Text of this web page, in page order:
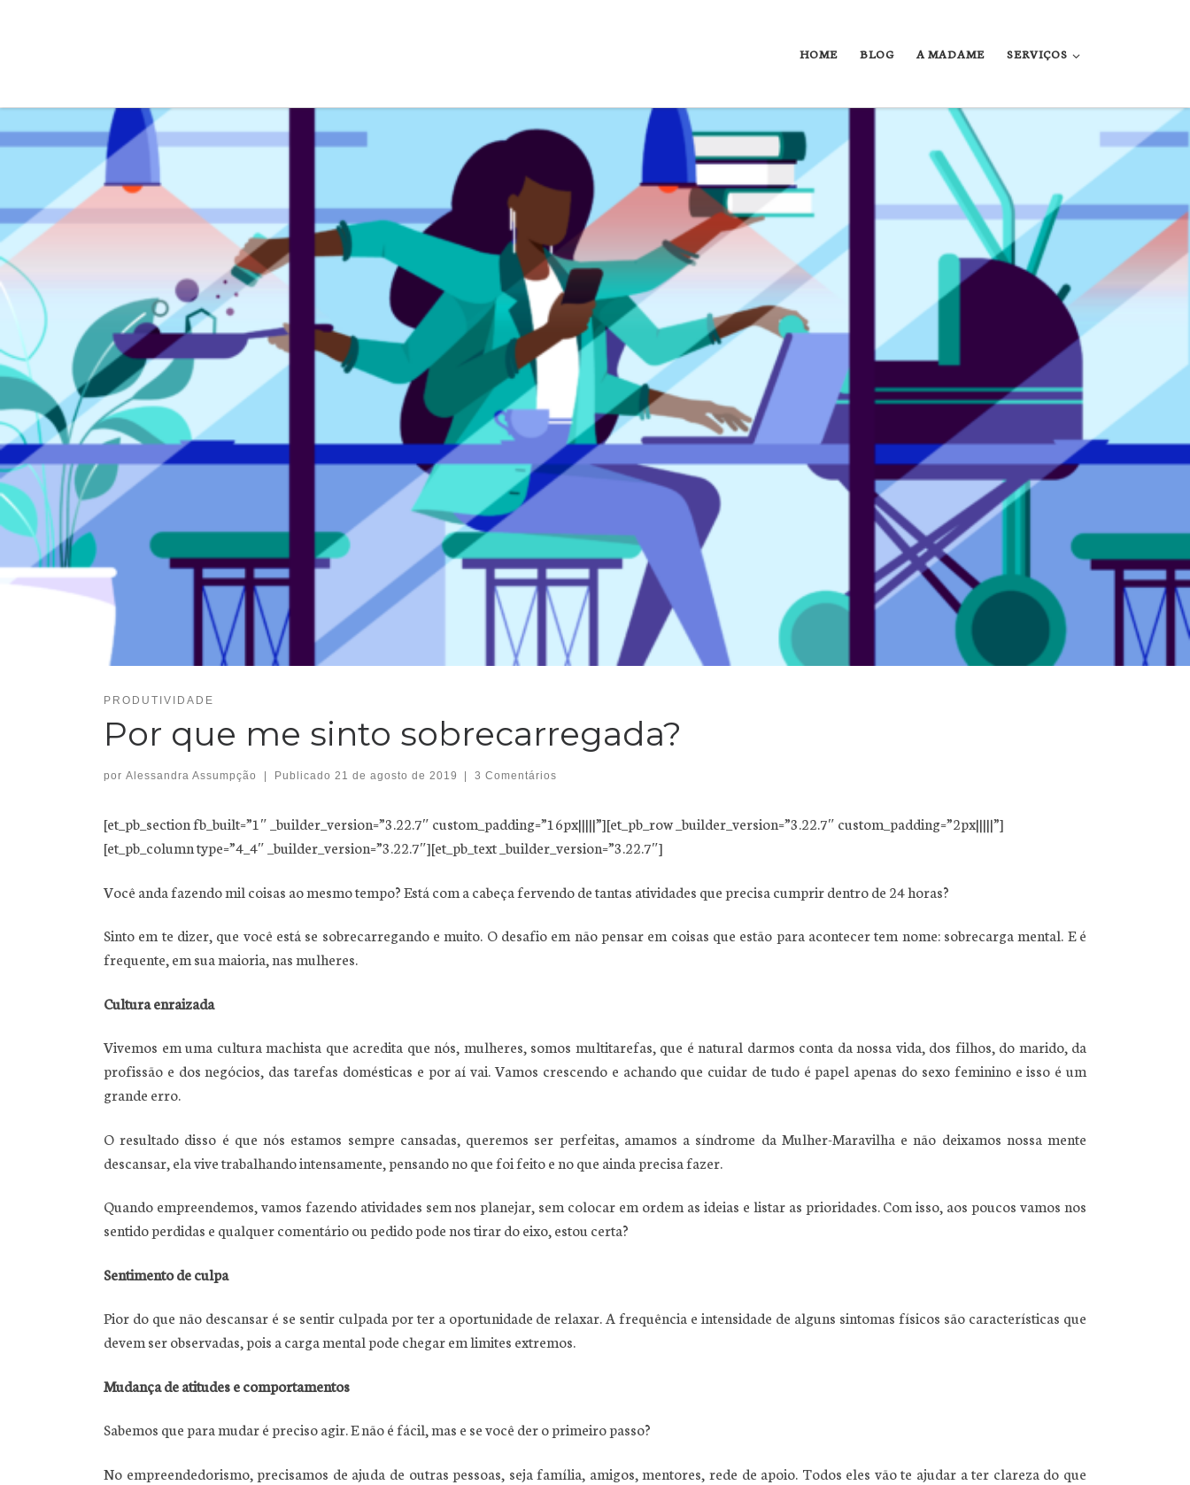
HOME BLOG A MADAME SERVIÇOS
PRODUTIVIDADE
Por que me sinto sobrecarregada?
por Alessandra Assumpção Publicado 21 de agosto de 2019 3 Comentários
[et_pb_section fb_built=”1″ _builder_version=”3.22.7″ custom_padding=”16px|||||”][et_pb_row _builder_version=”3.22.7″ custom_padding=”2px|||||”]
[et_pb_column type=”4_4″ _builder_version=”3.22.7″][et_pb_text _builder_version=”3.22.7″]
Você anda fazendo mil coisas ao mesmo tempo? Está com a cabeça fervendo de tantas atividades que precisa cumprir dentro de 24 horas?
Sinto em te dizer, que você está se sobrecarregando e muito. O desafio em não pensar em coisas que estão para acontecer tem nome: sobrecarga mental. E é
frequente, em sua maioria, nas mulheres.
Cultura enraizada
Vivemos em uma cultura machista que acredita que nós, mulheres, somos multitarefas, que é natural darmos conta da nossa vida, dos filhos, do marido, da
profissão e dos negócios, das tarefas domésticas e por aí vai. Vamos crescendo e achando que cuidar de tudo é papel apenas do sexo feminino e isso é um
grande erro.
O resultado disso é que nós estamos sempre cansadas, queremos ser perfeitas, amamos a síndrome da Mulher-Maravilha e não deixamos nossa mente
descansar, ela vive trabalhando intensamente, pensando no que foi feito e no que ainda precisa fazer.
Quando empreendemos, vamos fazendo atividades sem nos planejar, sem colocar em ordem as ideias e listar as prioridades. Com isso, aos poucos vamos nos
sentido perdidas e qualquer comentário ou pedido pode nos tirar do eixo, estou certa?
Sentimento de culpa
Pior do que não descansar é se sentir culpada por ter a oportunidade de relaxar. A frequência e intensidade de alguns sintomas físicos são características que
devem ser observadas, pois a carga mental pode chegar em limites extremos.
Mudança de atitudes e comportamentos
Sabemos que para mudar é preciso agir. E não é fácil, mas e se você der o primeiro passo?
No empreendedorismo, precisamos de ajuda de outras pessoas, seja família, amigos, mentores, rede de apoio. Todos eles vão te ajudar a ter clareza do que